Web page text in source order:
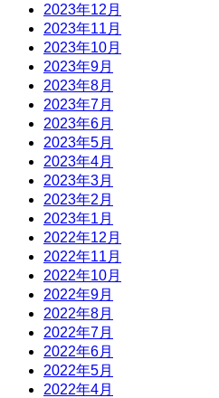
2023年12月
2023年11月
2023年10月
2023年9月
2023年8月
2023年7月
2023年6月
2023年5月
2023年4月
2023年3月
2023年2月
2023年1月
2022年12月
2022年11月
2022年10月
2022年9月
2022年8月
2022年7月
2022年6月
2022年5月
2022年4月